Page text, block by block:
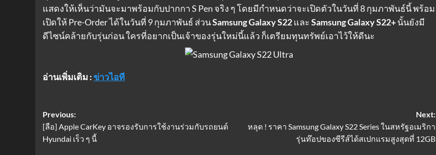
แสดงให้เห็นว่ามันจะมาพร้อมกับปากกา S Pen จริง ๆ โดยมีกำหนดว่าจะเปิดตัวในวันที่ 8 กุมภาพันธ์นี้ พร้อม
เปิดให้ Pre-Order ได้ในวันที่ 9 กุมภาพันธ์ ส่วนSamsung Galaxy S22และ Samsung Galaxy S22+นั้นยังมี
ดีไซน์คล้ายกับรุ่นก่อน ใครที่อยากเป็นเจ้าของรุ่นใหม่นี้แล้ว ก็เตรียมทุนทรัพย์เอาไว้ให้ดีนะ
อ่านเพิ่มเติม : ข่าวไอที
Post
navigation
Previous:
[ลือ] Apple CarKey อาจรองรับการใช้งานร่วมกับรถยนต์
Hyundai เร็ว ๆ นี้
Next:
หลุด ! ราคา Samsung Galaxy S22 Series ในสหรัฐอเมริกา
รุ่นท๊อปของซีรีส์ได้สเปกแรมสูงสุดที่ 12GB